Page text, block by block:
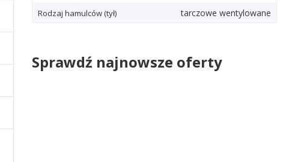
Rodzaj hamulców (tył) tarczowe wentylowane
Sprawdź najnowsze oferty